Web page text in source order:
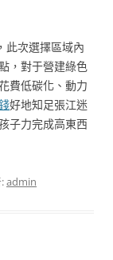
此次選擇區域內
，對于營建綠色
費低碳化、動力
好地知足張江迷
子力完成高東西
admin